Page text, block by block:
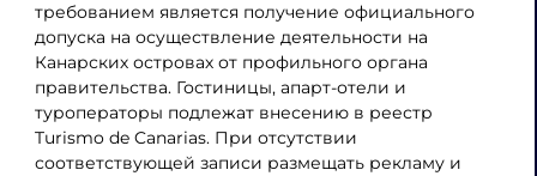
требованием является получение официального
допуска на осуществление деятельности на
Канарских островах от профильного органа
правительства. Гостиницы, апарт-отели и
туроператоры подлежат внесению в реестр
Turismo de Canarias. При отсутствии
соответствующей записи размещать рекламу и